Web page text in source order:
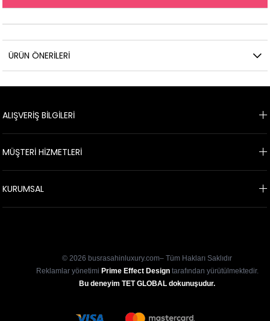
ÜRÜN ÖNERILERI
ALIŞVERİŞ BİLGİLERİ
MÜŞTERİ HİZMETLERİ
KURUMSAL
© 2026 busrasahinluxury.com– Tüm Hakları Saklıdır
Reklamlar yönetimi Prime Effect Design tarafından yürütülmektedir.
Bu deneyim TET GLOBAL dokunuşudur.